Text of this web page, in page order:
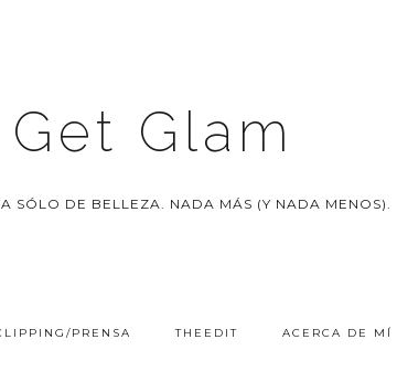
Get Glam
SÓLO DE BELLEZA. NADA MÁS (Y NADA MENOS).
PRENSA THEEDIT ACERCA DE MÍ